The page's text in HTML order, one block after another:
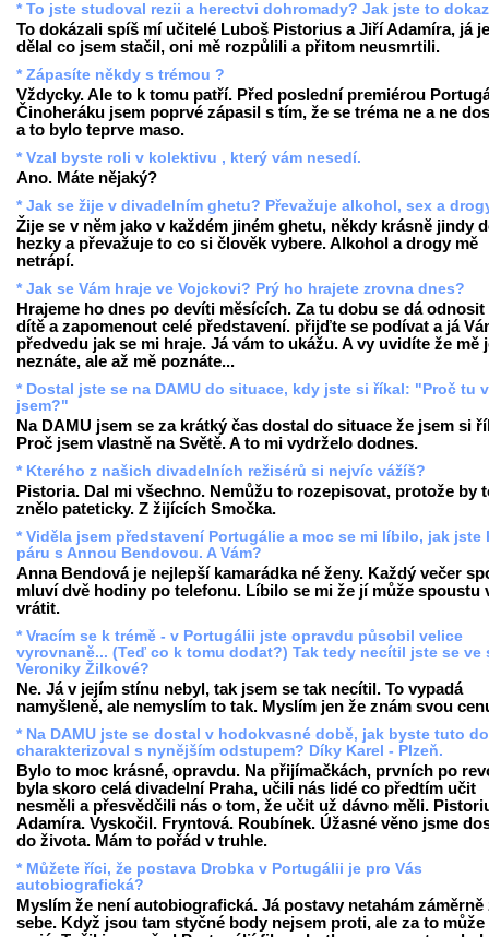
* To jste studoval rezii a herectvi dohromady? Jak jste to
To dokázali spíš mí učitelé Luboš Pistorius a Jiří Adamíra, já
dělal co jsem stačil, oni mě rozpůlili a přitom neusmrtili.
* Zápasíte někdy s trémou ?
Vždycky. Ale to k tomu patří. Před poslední premiérou
Činoheráku jsem poprvé zápasil s tím, že se tréma ne a ne
a to bylo teprve maso.
* Vzal byste roli v kolektivu , který vám nesedí.
Ano. Máte nějaký?
* Jak se žije v divadelním ghetu? Převažuje alkohol, sex a
Žije se v něm jako v každém jiném ghetu, někdy krásně jindy
hezky a převažuje to co si člověk vybere. Alkohol a drogy mě
netrápí.
* Jak se Vám hraje ve Vojckovi? Prý ho hrajete zrovna dnes?
Hrajeme ho dnes po devíti měsících. Za tu dobu se dá odnosit
dítě a zapomenout celé představení. přijďte se podívat a já
předvedu jak se mi hraje. Já vám to ukážu. A vy uvidíte že mě
neznáte, ale až mě poznáte...
* Dostal jste se na DAMU do situace, kdy jste si říkal: "Proč tu
jsem?"
Na DAMU jsem se za krátký čas dostal do situace že jsem si
Proč jsem vlastně na Světě. A to mi vydrželo dodnes.
* Kterého z našich divadelních režisérů si nejvíc vážíš?
Pistoria. Dal mi všechno. Nemůžu to rozepisovat, protože by
znělo pateticky. Z žijících Smočka.
* Viděla jsem představení Portugálie a moc se mi líbilo, jak jste
páru s Annou Bendovou. A Vám?
Anna Bendová je nejlepší kamarádka né ženy. Každý večer
mluví dvě hodiny po telefonu. Líbilo se mi že jí může spoustu
vrátit.
* Vracím se k trémě - v Portugálii jste opravdu působil velice
vyrovnaně... (Teď co k tomu dodat?) Tak tedy necítil jste se ve
Veroniky Žilkové?
Ne. Já v jejím stínu nebyl, tak jsem se tak necítil. To vypadá
namyšleně, ale nemyslím to tak. Myslím jen že znám svou
* Na DAMU jste se dostal v hodokvasné době, jak byste tuto
charakterizoval s nynějším odstupem? Díky Karel - Plzeň.
Bylo to moc krásné, opravdu. Na přijímačkách, prvních po
byla skoro celá divadelní Praha, učili nás lidé co předtím učit
nesměli a přesvědčili nás o tom, že učit už dávno měli.
Adamíra. Vyskočil. Fryntová. Roubínek. Úžasné věno jsme
do života. Mám to pořád v truhle.
* Můžete říci, že postava Drobka v Portugálii je pro Vás
autobiografická?
Myslím že není autobiografická. Já postavy netahám záměrně
sebe. Když jsou tam styčné body nejsem proti, ale za to může